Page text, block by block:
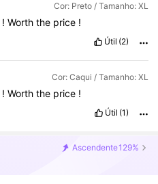
Cor: Preto / Tamanho: XL
! Worth the price !
Útil (2)
Cor: Caqui / Tamanho: XL
! Worth the price !
Útil (1)
Ascendente129%